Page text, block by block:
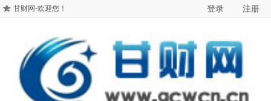
甘财网-欢迎您！ 登录 注册